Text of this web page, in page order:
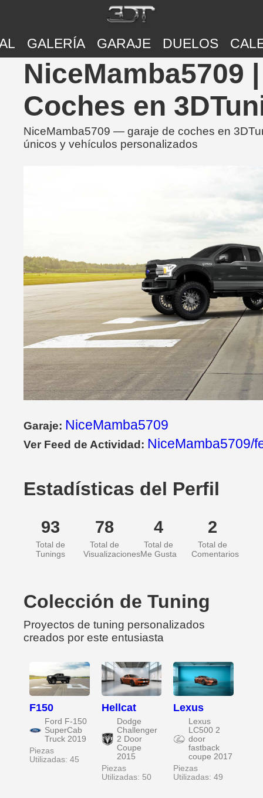
GALERÍA GARAJE DUELOS
NiceMamba5709
Coches en
NiceMamba5709 — garaje de coches en
únicos y vehículos personalizados
Garaje: NiceMamba5709
Ver Feed de Actividad: NiceMamba5709/
Estadísticas del Perfil
93
Total de
Tunings
78
Total de
Visualizaciones
4
Total de
Me Gusta
2
Total de
Comentarios
Colección de Tuning
Proyectos de tuning personalizados
creados por este entusiasta
F150
Ford F-150
SuperCab
Truck 2019
Piezas
Utilizadas: 45
Hellcat
Dodge
Challenger
2 Door
Coupe
2015
Piezas
Utilizadas: 50
Lexus
Lexus
LC500 2
door
fastback
coupe 2017
Piezas
Utilizadas: 49